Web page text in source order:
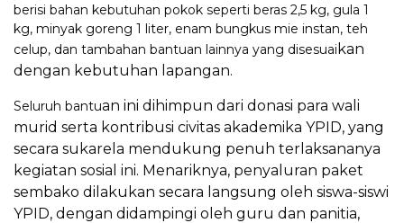
berisi bahan kebutuhan pokok seperti beras 2,5 kg, gula 1
kg, minyak goreng 1 liter, enam bungkus mie instan, teh
celup, dan tambahan bantuan lainnya yang disesuai kan
dengan kebutuhan lapangan.
Seluruh bantuan ini dihimpun dari donasi para wa li
murid serta kontribusi civitas akademika YPID, yang
secara sukarela mendukung penuh terlaksananya
kegiatan sosial ini. Menariknya, penyaluran paket
sembako dilakukan secara langsung oleh siswa-siswi
YPID, dengan didampingi oleh guru dan panitia,